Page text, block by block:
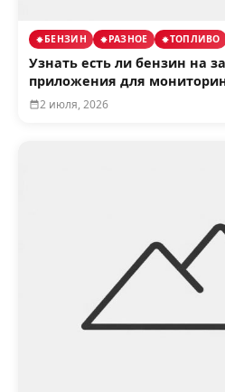
БЕНЗИН РАЗНОЕ ТОПЛИВО
Узнать есть ли бензин на
приложения для
2 июля, 2026